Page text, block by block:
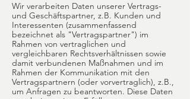
Wir verarbeiten Daten unserer Vertrags-
und Geschäftspartner, z.B. Kunden und
Interessenten (zusammenfassend
bezeichnet als "Vertragspartner") im
Rahmen von vertraglichen und
vergleichbaren Rechtsverhältnissen sowie
damit verbundenen Maßnahmen und im
Rahmen der Kommunikation mit den
Vertragspartnern (oder vorvertraglich), z.B.,
um Anfragen zu beantworten. Diese Daten